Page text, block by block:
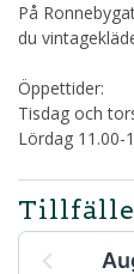
På
du
Öppettider:
Tisdag och
Lördag 11.00-